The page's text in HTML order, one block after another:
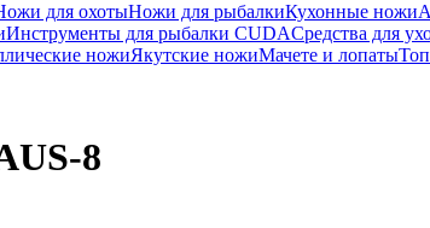
для охотыНожи для рыбалкиКухонные ножи
Инструменты для рыбалки CUDAСредства для
ножиЯкутские ножиМачете и лопаты
8